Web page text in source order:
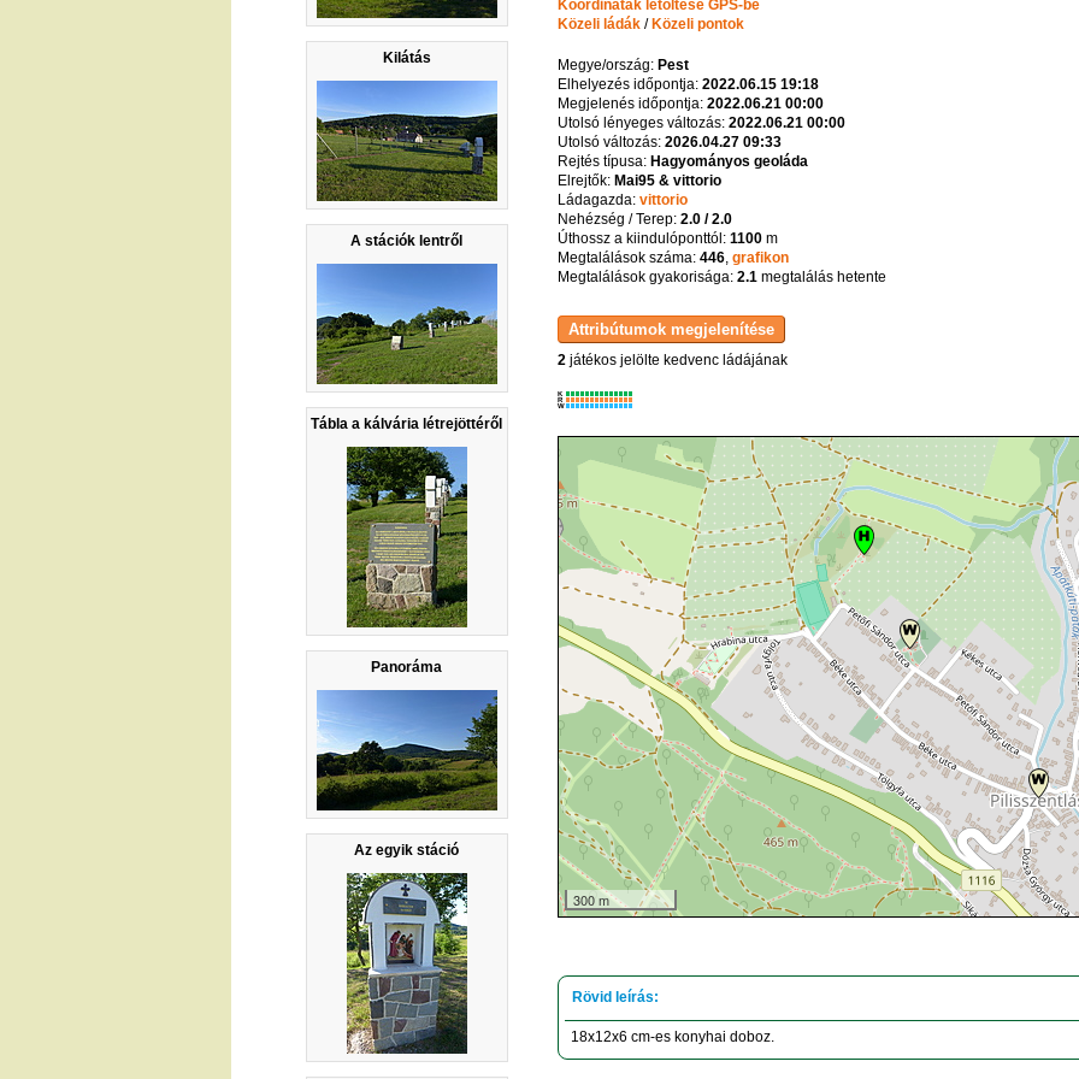
Kilátás
A stációk lentről
Tábla a kálvária létrejöttéről
Panoráma
Az egyik stáció
Koordináták letöltése GPS-be
Közeli ládák/ Közeli pontok
Megye/ország: Pest
Elhelyezés időpontja: 2022.06.15 19:18
Megjelenés időpontja: 2022.06.21 00:00
Utolsó lényeges változás: 2022.06.21 00:00
Utolsó változás: 2026.04.27 09:33
Rejtés típusa: Hagyományos geoláda
Elrejtők: Mai95 & vittorio
Ládagazda: vittorio
Nehézség / Terep: 2.0 / 2.0
Úthossz a kiindulóponttól: 1100m
Megtalálások száma: 446, grafikon
Megtalálások gyakorisága: 2.1megtalálás hetente
2 játékos jelölte kedvenc ládájának
K
R
W
300 m
18x12x6 cm-es konyhai doboz.